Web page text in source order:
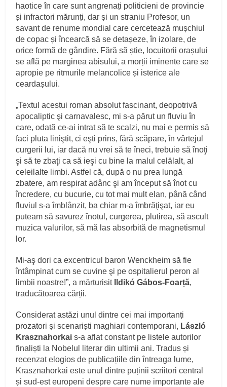
haotice în care sunt angrenați politicieni de provincie
și infractori mărunți, dar și un straniu Profesor, un
savant de renume mondial care cercetează mușchiul
de copac și încearcă să se detașeze, în izolare, de
orice formă de gândire. Fără să știe, locuitorii orașului
se află pe marginea abisului, a morții iminente care se
apropie pe ritmurile melancolice și isterice ale
ceardașului.
„Textul acestui roman absolut fascinant, deopotrivă
apocaliptic şi carnavalesc, mi s-a părut un fluviu în
care, odată ce-ai intrat să te scalzi, nu mai e permis să
faci pluta liniştit, ci eşti prins, fără scăpare, în vârtejul
curgerii lui, iar dacă nu vrei să te îneci, trebuie să înoţi
şi să te zbaţi ca să ieşi cu bine la malul celălalt, al
celeilalte limbi. Astfel că, după o nu prea lungă
zbatere, am respirat adânc şi am început să înot cu
încredere, cu bucurie, cu tot mai mult elan, până când
fluviul s-a îmblânzit, ba chiar m-a îmbrăţişat, iar eu
puteam să savurez înotul, curgerea, plutirea, să ascult
muzica valurilor, să mă las absorbită de magnetismul
lor.
Mi-aş dori ca excentricul baron Wenckheim să fie
întâmpinat cum se cuvine şi pe ospitalierul peron al
limbii noastre!”, a mărturisit
Ildikó Gábos-Foarță,
traducătoarea cărții.
Considerat astăzi unul dintre cei mai importanți
prozatori și scenariști maghiari contemporani, László
Krasznahorkai s-a aflat constant pe listele autorilor
finaliști la Nobelul literar din ultimii ani. Tradus și
recenzat elogios de publicațiile din întreaga lume,
Krasznahorkai este unul dintre puținii scriitori central
și sud-est europeni despre care nume importante ale